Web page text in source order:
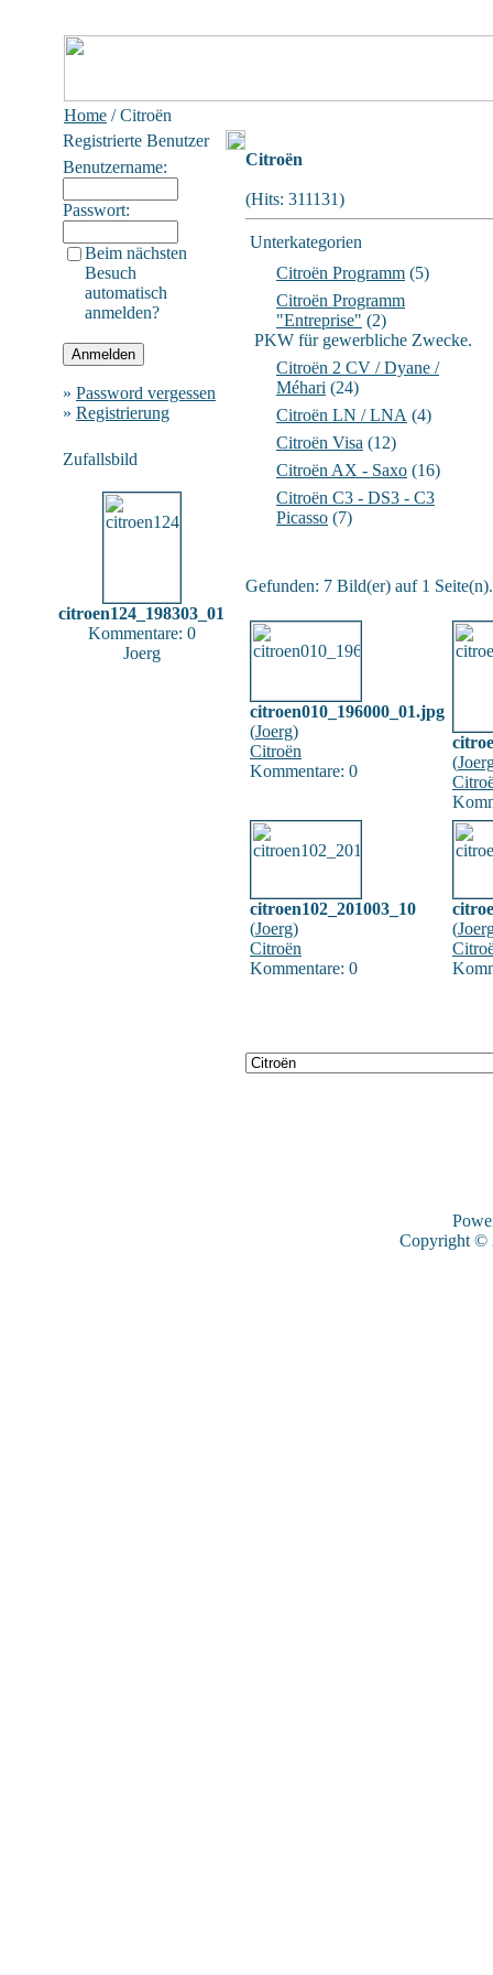
Home / Citroën
Registrierte Benutzer
Benutzername:
Passwort:
Beim nächsten
Besuch
automatisch
anmelden?
» Password vergessen
» Registrierung
Zufallsbild
citroen124_198303_01
Kommentare: 0
Joerg
Citroën
(Hits: 311131)
Unterkategorien
Citroën Programm (5)
Citroën Programm
"Entreprise" (2)
PKW für gewerbliche Zwecke.
Citroën 2 CV / Dyane /
Méhari (24)
Citroën LN / LNA (4)
Citroën Visa (12)
Citroën AX - Saxo (16)
Citroën C3 - DS3 - C3
Picasso (7)
Gefunden: 7 Bild(er) auf 1
citroen010_196000_01.jpg
(Joerg)
Citroën
Kommentare: 0
(
citroen102_201003_10
(Joerg)
Citroën
Kommentare: 0
(
Copyright ©